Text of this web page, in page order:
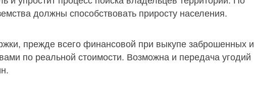
должны способствовать приросту населения.
прежде всего финансовой при выкупе заброшенных и
по реальной стоимости. Возможна и передача угодий